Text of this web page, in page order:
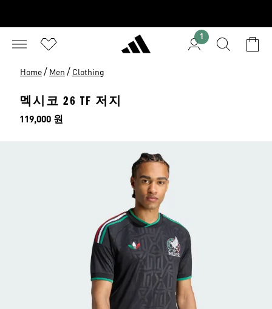
1
Home / Men / Clothing
멕시코 26 TF 저지
가격
119,000 원